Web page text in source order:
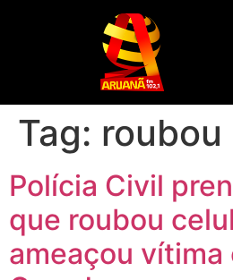
Tag: roubou
Polícia Civil
que roubou
ameaçou vítima